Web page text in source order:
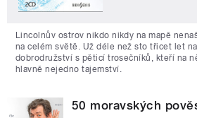
Lincolnův ostrov nikdo nikdy na mapě
na celém světě. Už déle než sto třicet let
dobrodružství s pěticí trosečníků, kteří na
hlavně nejedno tajemství.
50 moravských